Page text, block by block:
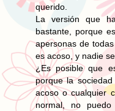
querido.
La versión que
bastante, porque
apersonas de
es acoso, y nadie
¿Es posible que
porque la
acoso o cualquier
normal, no